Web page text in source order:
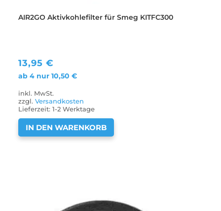
AIR2GO Aktivkohlefilter für Smeg KITFC300
13,95€
ab 4 nur10,50€
inkl. MwSt.
zzgl.Versandkosten
Lieferzeit:1-2 Werktage
IN DEN WARENKORB